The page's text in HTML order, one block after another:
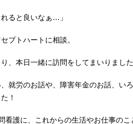
ると良いなぁ…」
プトハートに相談。
、本日一緒に訪問をしてまいりました
就労のお話や、障害年金のお話、い
！
看護に、これからの生活やお仕事の